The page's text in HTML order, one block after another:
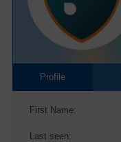
Profile
First Name:
Last seen: